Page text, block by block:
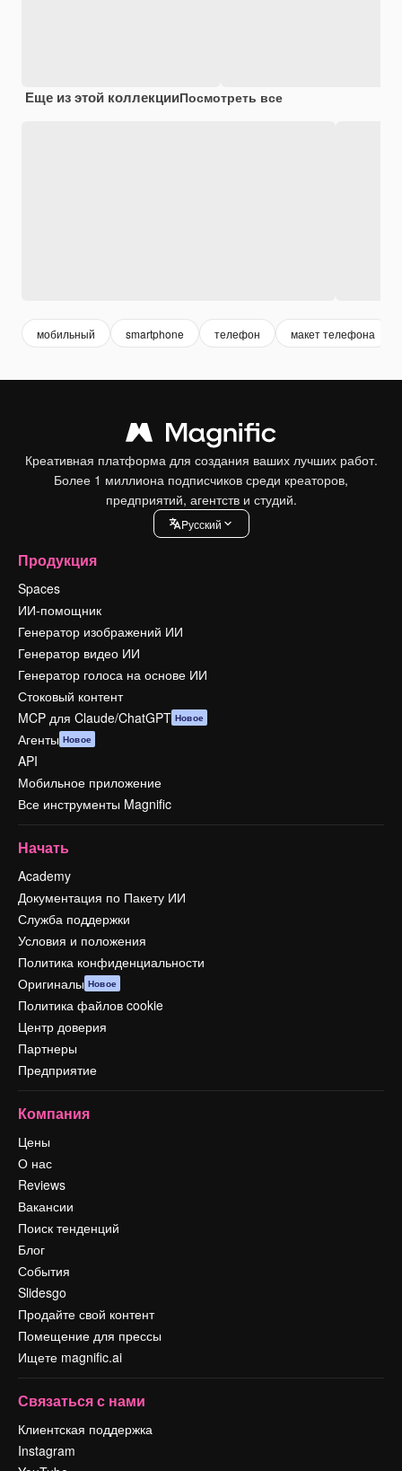
Еще из этой коллекцииПосмотреть все
мобильный smartphone телефон макет телефона
Креативная платформа для создания ваших лучших работ.
Более 1 миллиона подписчиков среди креаторов,
предприятий, агентств и студий.
Pусский
Продукция
Spaces
ИИ-помощник
Генератор изображений ИИ
Генератор видео ИИ
Генератор голоса на основе ИИ
Стоковый контент
MCP для Claude/ChatGPT Новое
Агенты Новое
API
Мобильное приложение
Все инструменты Magnific
Начать
Academy
Документация по Пакету ИИ
Служба поддержки
Условия и положения
Политика конфиденциальности
Оригиналы Новое
Политика файлов cookie
Центр доверия
Партнеры
Предприятие
Компания
Цены
О нас
Reviews
Вакансии
Поиск тенденций
Блог
События
Slidesgo
Продайте свой контент
Помещение для прессы
Ищете magnific.ai
Связаться с нами
Клиентская поддержка
Instagram